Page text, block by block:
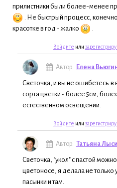
прилистники были более-менее
. Не быстрый процесс,
красотке в год - жалко
.
Войдите или
Автор: Елена
Светочка, и вы не ошибетесь в
сорта цветки - более 5см,
естественном освещении.
Войдите или
Автор: Татьяна
Светочка, "укол" с пастой
цветоносе, я делала не только
пасынки и там.